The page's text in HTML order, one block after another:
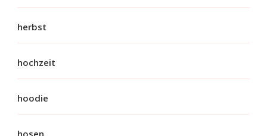
herbst
hochzeit
hoodie
hosen